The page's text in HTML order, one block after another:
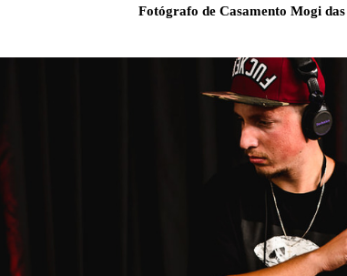
Fotógrafo de Casamento Mogi